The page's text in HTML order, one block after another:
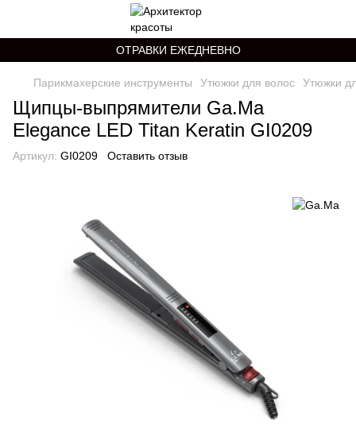
ОТРАВКИ ЕЖЕДНЕВНО
Парикмахерские инструменты Утюжки для волос Утюжки
Щипцы-выпрямители Ga.Ma
Elegance LED Titan Keratin GI0209
Артикул: GI0209 Оставить отзыв